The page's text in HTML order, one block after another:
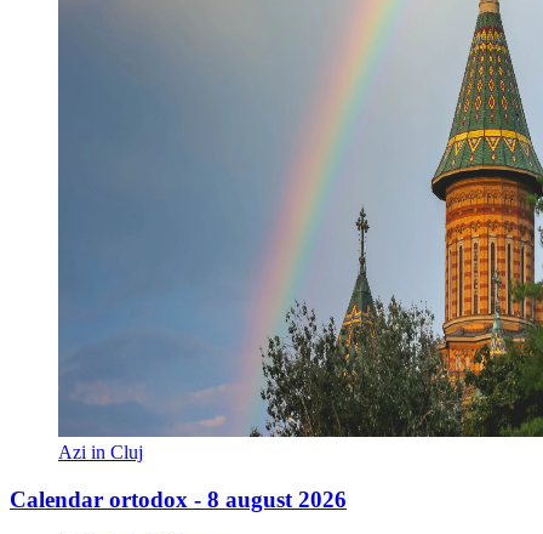
Azi in Cluj
Calendar ortodox - 8 august 2026